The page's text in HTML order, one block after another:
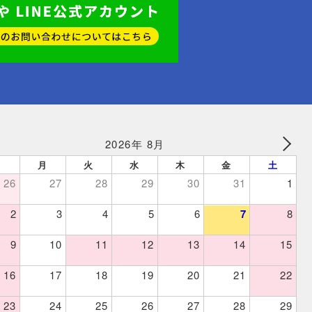
2026年 8月
月 火 水 木 金 土
26 27 28 29 30 31 1
2 3 4 5 6 7 8
9 10 11 12 13 14 15
16 17 18 19 20 21 22
23 24 25 26 27 28 29